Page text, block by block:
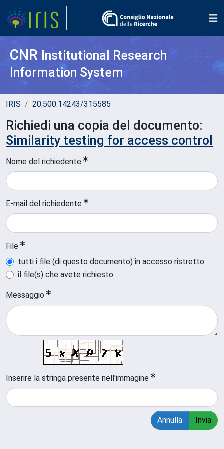
CNR Institutional Research
Information System
IRIS 20.500.14243/315585
Richiedi una copia del documento:
Similarity testing for access control
Nome del richiedente
E-mail del richiedente
File
tutti i file (di questo documento) in accesso ristretto
il file(s) che avete richiesto
Messaggio
Inserire la stringa presente nell'immagine
Annulla Invia